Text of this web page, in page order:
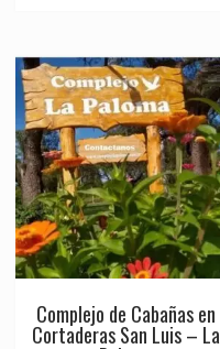
Complejo de Cabañas en
Cortaderas San Luis – La